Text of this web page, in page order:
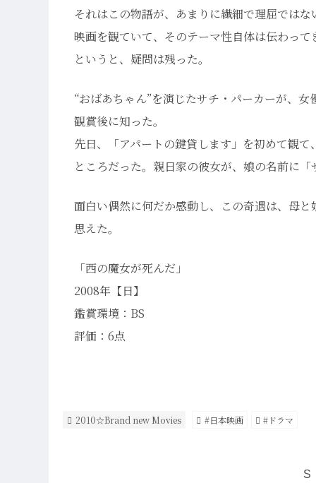
それはこの物語が、あまりに繊細で理屈では
映画を観ていて、そのテーマ性自体は伝わっ
というと、疑問は残った。
“おばあちゃん”を演じたサチ・パーカーが、
観賞後に知った。
先日、「アパートの鍵貸します」を初めて観
ところだった。親日家の彼女が、娘の名前に「
面白い偶然に何だか感動し、この奇遇は、母
思えた。
「西の魔女が死んだ」
2008年【日】
鑑賞環境：BS
評価：6点
2010☆Brand new Movies #日本映画 #ドラマ